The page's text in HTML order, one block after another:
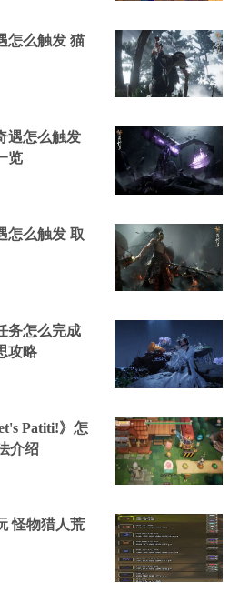
怎么触发 猫
遇怎么触发
览
怎么触发 取
务怎么完成
攻略
Patiti!》怎
介绍
怪物猎人荒